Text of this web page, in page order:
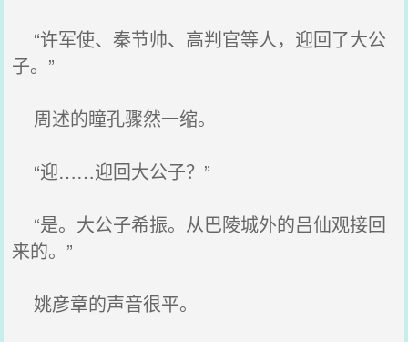
“许军使、秦节帅、高判官等人，迎回了大公
子。”
周述的瞳孔骤然一缩。
“迎……迎回大公子？”
“是。大公子希振。从巴陵城外的吕仙观接回
来的。”
姚彦章的声音很平。